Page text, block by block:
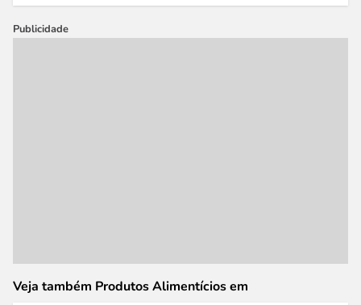
Publicidade
Veja também Produtos Alimentícios em